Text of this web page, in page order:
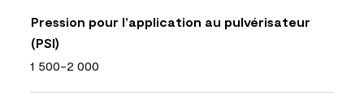
Pression pour l’application au pulvérisateur
(PSI)
1 500-2 000